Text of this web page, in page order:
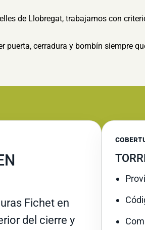
de Llobregat, trabajamos con
cerradura y bombín siempre
Fichet en
del cierre y